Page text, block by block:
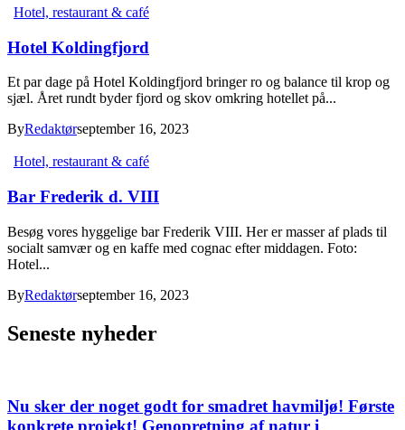
Hotel, restaurant & café
Hotel Koldingfjord
Et par dage på Hotel Koldingfjord bringer ro og balance til krop og
sjæl. Året rundt byder fjord og skov omkring hotellet på...
ByRedaktørseptember 16, 2023
Hotel, restaurant & café
Bar Frederik d. VIII
Besøg vores hyggelige bar Frederik VIII. Her er masser af plads til
socialt samvær og en kaffe med cognac efter middagen. Foto:
Hotel...
ByRedaktørseptember 16, 2023
Seneste nyheder
Nu sker der noget godt for smadret havmiljø! Første
konkrete projekt! Genopretning af natur i